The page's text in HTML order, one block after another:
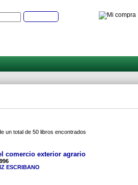
un total de 50 libros encontrados
comercio exterior agrario
ESCRIBANO